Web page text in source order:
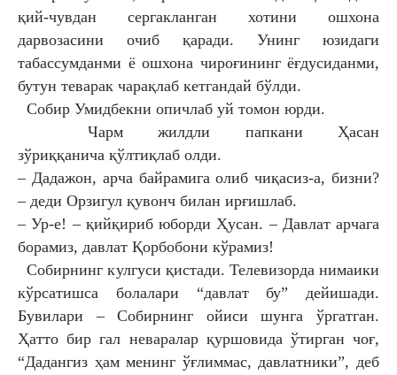
қий-чувдан сергакланган хотини ошхона
дарвозасини очиб қаради. Унинг юзидаги
табассумданми ё ошхона чироғининг ёғдусиданми,
бутун теварак чарақлаб кетгандай бўлди.
Собир Умидбекни опичлаб уй томон юрди.
Чарм жилдли папкани Ҳасан
зўриққанича қўлтиқлаб олди.
– Дадажон, арча байрамига олиб чиқасиз-а, бизни?
– деди Орзигул қувонч билан ирғишлаб.
– Ур-е! – қийқириб юборди Ҳусан. – Давлат арчага
борамиз, давлат Қорбобони кўрамиз!
Собирнинг кулгуси қистади. Телевизорда нимаики
кўрсатишса болалари “давлат бу” дейишади.
Бувилари – Собирнинг ойиси шунга ўргатган.
Ҳатто бир гал неваралар қуршовида ўтирган чоғ,
“Дадангиз ҳам менинг ўғлиммас, давлатники”, деб